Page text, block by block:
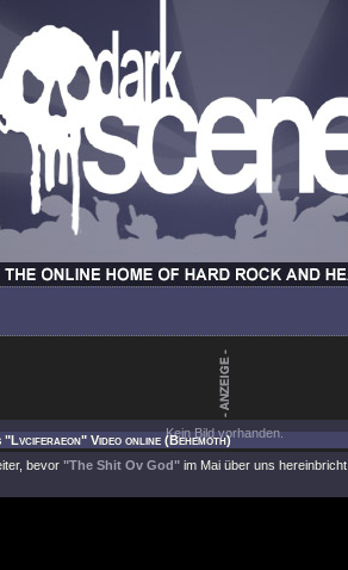
Kein Bild vorhanden.
"Lvciferaeon" Video online (Behemoth)
bevor "The Shit Ov God" im Mai über uns hereinbricht.